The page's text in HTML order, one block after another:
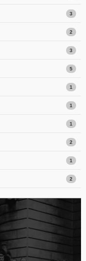
3
2
3
5
1
1
1
2
1
2